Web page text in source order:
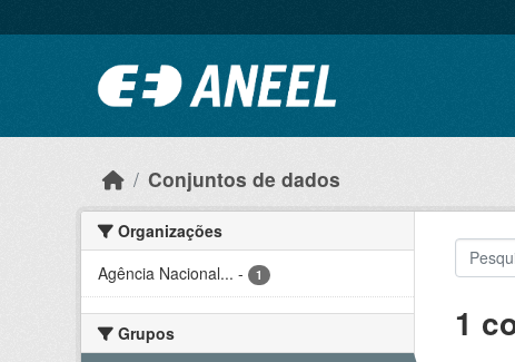
Conjuntos de dados
Organizações
Agência Nacional... - 1
Grupos
1